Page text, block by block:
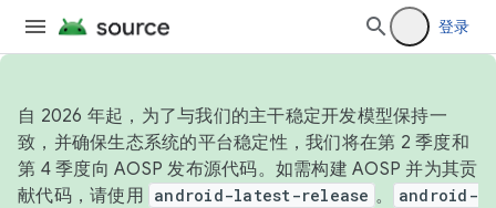
登录
自 2026 年起，为了与我们的主干稳定开发模型保持一
致，并确保生态系统的平台稳定性，我们将在第 2 季度和
第 4 季度向 AOSP 发布源代码。如需构建 AOSP 并为其贡
献代码，请使用 android-latest-release 。
android-